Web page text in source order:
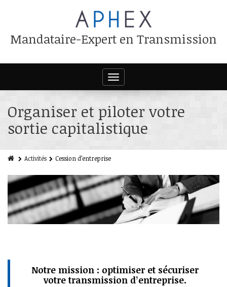
Mandataire-Expert en Transmission
Toggle
navigation
Organiser et piloter votre
sortie capitalistique
Activités Cession d’entreprise
Notre mission : optimiser et sécuriser
votre transmission d’entreprise.